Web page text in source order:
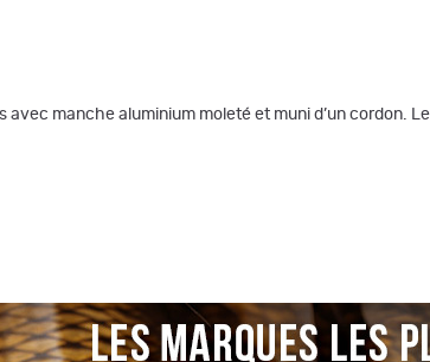
manche aluminium moleté et muni d’un cordon.